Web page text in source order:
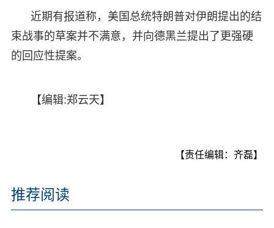
近期有报道称，美国总统特朗普对伊朗提出的结
束战事的草案并不满意，并向德黑兰提出了更强硬
的回应性提案。
【编辑:郑云天】
【责任编辑：齐磊】
推荐阅读